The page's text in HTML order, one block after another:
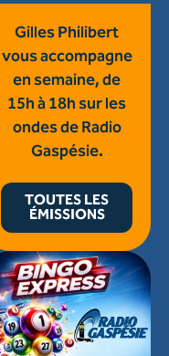
Gilles Philibert
vous accompagne
en semaine, de
15h à 18h sur les
ondes de Radio
Gaspésie.
TOUTES LES
ÉMISSIONS